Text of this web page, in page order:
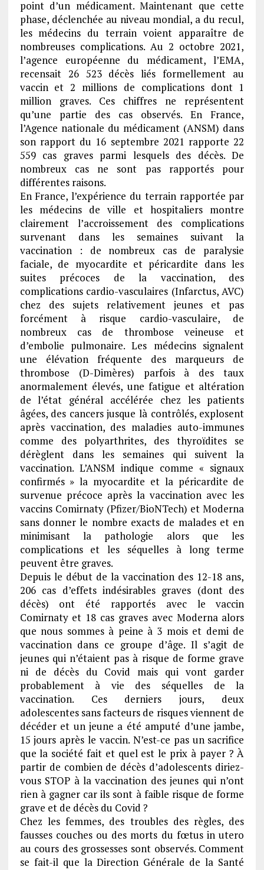
point d’un médicament. Maintenant que cette
phase, déclenchée au niveau mondial, a du recul,
les médecins du terrain voient apparaître de
nombreuses complications. Au 2 octobre 2021,
l’agence européenne du médicament, l’EMA,
recensait 26 523 décès liés formellement au
vaccin et 2 millions de complications dont 1
million graves. Ces chiffres ne représentent
qu’une partie des cas observés. En France,
l’Agence nationale du médicament (ANSM) dans
son rapport du 16 septembre 2021 rapporte 22
559 cas graves parmi lesquels des décès. De
nombreux cas ne sont pas rapportés pour
différentes raisons.
En France, l’expérience du terrain rapportée par
les médecins de ville et hospitaliers montre
clairement l’accroissement des complications
survenant dans les semaines suivant la
vaccination : de nombreux cas de paralysie
faciale, de myocardite et péricardite dans les
suites précoces de la vaccination, des
complications cardio-vasculaires (Infarctus, AVC)
chez des sujets relativement jeunes et pas
forcément à risque cardio-vasculaire, de
nombreux cas de thrombose veineuse et
d’embolie pulmonaire. Les médecins signalent
une élévation fréquente des marqueurs de
thrombose (D-Dimères) parfois à des taux
anormalement élevés, une fatigue et altération
de l’état général accélérée chez les patients
âgées, des cancers jusque là contrôlés, explosent
après vaccination, des maladies auto-immunes
comme des polyarthrites, des thyroïdites se
dérèglent dans les semaines qui suivent la
vaccination. L’ANSM indique comme « signaux
confirmés » la myocardite et la péricardite de
survenue précoce après la vaccination avec les
vaccins Comirnaty (Pfizer/BioNTech) et Moderna
sans donner le nombre exacts de malades et en
minimisant la pathologie alors que les
complications et les séquelles à long terme
peuvent être graves.
Depuis le début de la vaccination des 12-18 ans,
206 cas d’effets indésirables graves (dont des
décès) ont été rapportés avec le vaccin
Comirnaty et 18 cas graves avec Moderna alors
que nous sommes à peine à 3 mois et demi de
vaccination dans ce groupe d’âge. Il s’agit de
jeunes qui n’étaient pas à risque de forme grave
ni de décès du Covid mais qui vont garder
probablement à vie des séquelles de la
vaccination. Ces derniers jours, deux
adolescentes sans facteurs de risques viennent de
décéder et un jeune a été amputé d’une jambe,
15 jours après le vaccin. N’est-ce pas un sacrifice
que la société fait et quel est le prix à payer ? À
partir de combien de décès d’adolescents diriez-
vous STOP à la vaccination des jeunes qui n’ont
rien à gagner car ils sont à faible risque de forme
grave et de décès du Covid ?
Chez les femmes, des troubles des règles, des
fausses couches ou des morts du fœtus in utero
au cours des grossesses sont observés. Comment
se fait-il que la Direction Générale de la Santé